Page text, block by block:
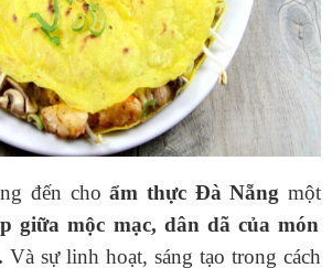
đến choẩm thực Đà Nẵng một
giữa mộc mạc, dân dã của món
Và sự linh hoạt, sáng tạo trong cách